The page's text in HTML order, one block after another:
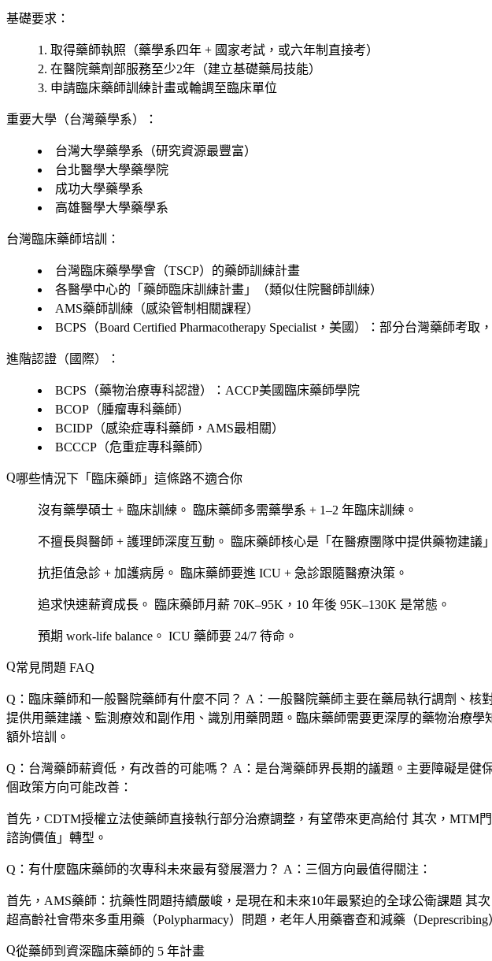
基礎要求：
取得藥師執照（藥學系四年 + 國家考試，或六年制直接考）
在醫院藥劑部服務至少2年（建立基礎藥局技能）
申請臨床藥師訓練計畫或輪調至臨床單位
重要大學（台灣藥學系）：
台灣大學藥學系（研究資源最豐富）
台北醫學大學藥學院
成功大學藥學系
高雄醫學大學藥學系
台灣臨床藥師培訓：
台灣臨床藥學學會（TSCP）的藥師訓練計畫
各醫學中心的「藥師臨床訓練計畫」（類似住院醫師訓練）
AMS藥師訓練（感染管制相關課程）
BCPS（Board Certified Pharmacotherapy Specialist，美國）：部分台灣藥師考取
進階認證（國際）：
BCPS（藥物治療專科認證）：ACCP美國臨床藥師學院
BCOP（腫瘤專科藥師）
BCIDP（感染症專科藥師，AMS最相關）
BCCCP（危重症專科藥師）
哪些情況下「臨床藥師」這條路不適合你
沒有藥學碩士 + 臨床訓練。 臨床藥師多需藥學系 + 1–2 年臨床訓練。
不擅長與醫師 + 護理師深度互動。 臨床藥師核心是「在醫療團隊中提供藥物建議
抗拒值急診 + 加護病房。 臨床藥師要進 ICU + 急診跟隨醫療決策。
追求快速薪資成長。 臨床藥師月薪 70K–95K，10 年後 95K–130K 是常態。
預期 work-life balance。 ICU 藥師要 24/7 待命。
常見問題 FAQ
Q：臨床藥師和一般醫院藥師有什麼不同？ A：一般醫院藥師主要在藥局執行調劑、核
提供用藥建議、監測療效和副作用、識別用藥問題。臨床藥師需要更深厚的藥物治療
額外培訓。
Q：台灣藥師薪資低，有改善的可能嗎？ A：是台灣藥師界長期的議題。主要障礙是健
個政策方向可能改善：
首先，CDTM授權立法使藥師直接執行部分治療調整，有望帶來更高給付 其次，MTM
諮詢價值」轉型。
Q：有什麼臨床藥師的次專科未來最有發展潛力？ A：三個方向最值得關注：
首先， AMS藥師 ：抗藥性問題持續嚴峻，是現在和未來10年最緊迫的全球公衛課題 其次
超高齡社會帶來多重用藥（Polypharmacy）問題，老年人用藥審查和減藥（
從藥師到資深臨床藥師的 5 年計畫